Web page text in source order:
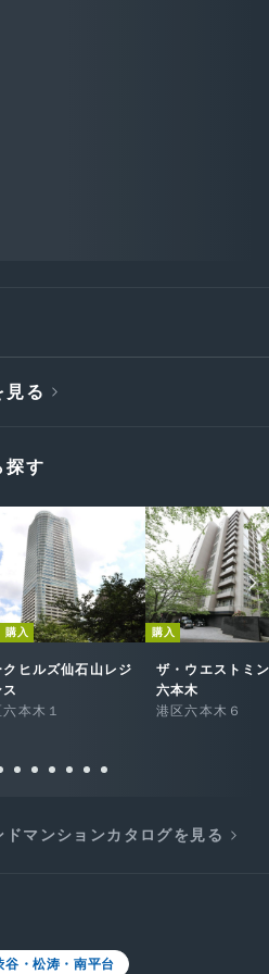
見る
探す
購入
クヒルズ仙石山レジ
本木１
購入
ザ・ウエストミ
六本木
港区六本木６
ドマンションカタログを見る
谷・松涛・南平台